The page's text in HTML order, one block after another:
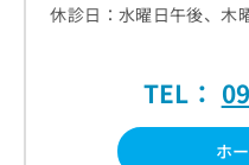
休診日：水曜日午後、木
TEL：
ホ